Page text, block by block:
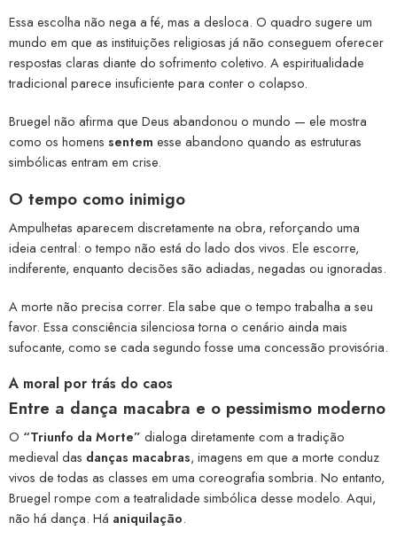
Essa escolha não nega a fé, mas a desloca. O quadro sugere um
mundo em que as instituições religiosas já não conseguem oferecer
respostas claras diante do sofrimento coletivo. A espiritualidade
tradicional parece insuficiente para conter o colapso.
Bruegel não afirma que Deus abandonou o mundo — ele mostra
como os homens sentem esse abandono quando as estruturas
simbólicas entram em crise.
O tempo como inimigo
Ampulhetas aparecem discretamente na obra, reforçando uma
ideia central: o tempo não está do lado dos vivos. Ele escorre,
indiferente, enquanto decisões são adiadas, negadas ou ignoradas.
A morte não precisa correr. Ela sabe que o tempo trabalha a seu
favor. Essa consciência silenciosa torna o cenário ainda mais
sufocante, como se cada segundo fosse uma concessão provisória.
A moral por trás do caos
Entre a dança macabra e o pessimismo moderno
O “Triunfo da Morte” dialoga diretamente com a tradição
medieval das danças macabras, imagens em que a morte conduz
vivos de todas as classes em uma coreografia sombria. No entanto,
Bruegel rompe com a teatralidade simbólica desse modelo. Aqui,
não há dança. Há aniquilação.